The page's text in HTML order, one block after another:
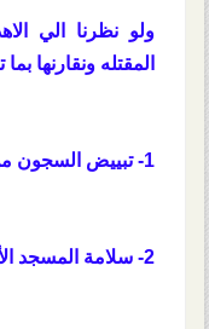
ولو نظرنا الي
المقتله ونقارنها
1- تبييض السجون من الأسرى الفلسطينيين .
2- سلامة المسجد الأقصى وعدم اقتحامه .